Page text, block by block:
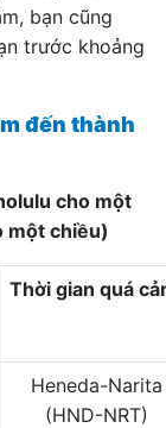
bạn cũng
trước khoảng
đến thành
cho một
một chiều)
Thời gian quá
Heneda-Narita
(HND-NRT)